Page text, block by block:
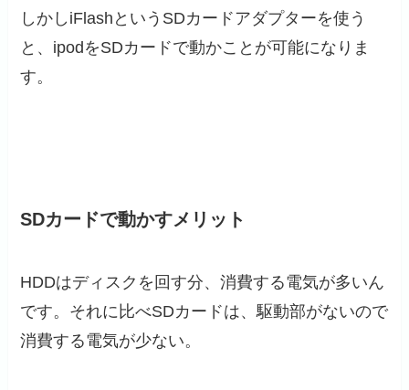
しかしiFlashというSDカードアダプターを使う
と、ipodをSDカードで動かことが可能になりま
す。
SDカードで動かすメリット
HDDはディスクを回す分、消費する電気が多いん
です。それに比べSDカードは、駆動部がないので
消費する電気が少ない。